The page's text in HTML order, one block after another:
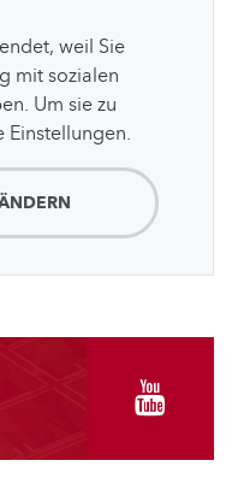
weil Sie
mit sozialen
Um sie zu
Einstellungen.